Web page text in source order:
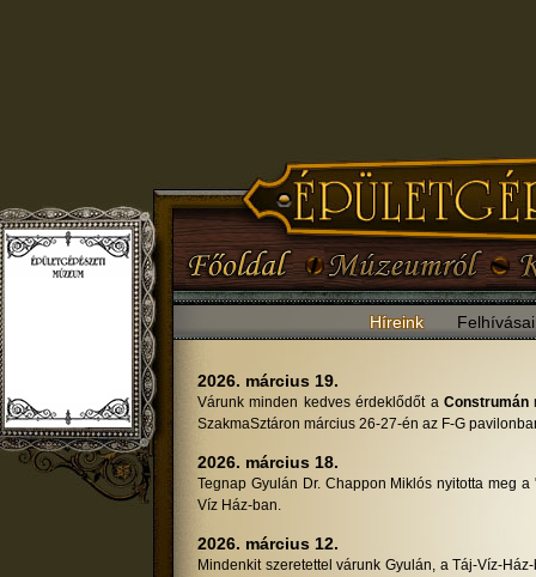
Híreink
2026. március 19.
Várunk minden kedves érdeklődőt a Construmán
SzakmaSztáron március 26-27-én az F-G
2026. március 18.
Tegnap Gyulán Dr. Chappon Miklós nyitotta meg
Víz Ház-ban.
2026. március 12.
Mindenkit szeretettel várunk Gyulán, a Táj-Víz-